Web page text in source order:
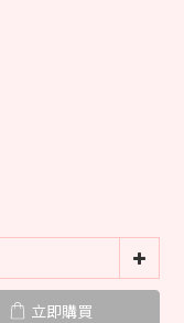
立即購買